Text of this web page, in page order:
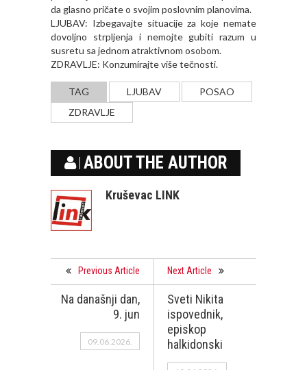
da glasno pričate o svojim poslovnim planovima.
LJUBAV: Izbegavajte situacije za koje nemate
dovoljno strpljenja i nemojte gubiti razum u
susretu sa jednom atraktivnom osobom.
ZDRAVLJE: Konzumirajte više tečnosti.
TAG LJUBAV
POSAO
ZDRAVLJE
ABOUT THE AUTHOR
Kruševac LINK
Previous Article
Na današnji dan,
9. jun
09.06.2026.
Next Article
Sveti Nikita
ispovednik,
episkop
halkidonski